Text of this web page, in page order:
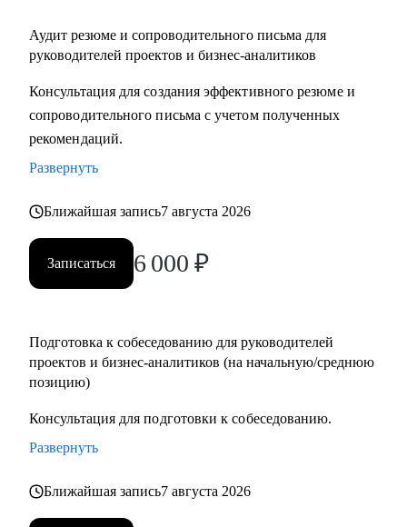
• Консультации при смене профиля деятельности.
• Помощь в выборе обучающих материалов.
Кому могу помочь:
• Руководителям проектов.
• Студентам и выпускникам для поиска стажировки в ИТ.
• Специалистам из других сфер, которые хотят
попробовать себя в новой специальности.
• Новичкам, кто хочет начать работу в ИТ и не знает, с чего
Аудит резюме и сопроводительного письма для
руководителей проектов и бизнес-аналитиков
Консультация для создания эффективного резюме и
сопроводительного письма с учетом полученных
рекомендаций.
Развернуть
Ближайшая запись7 августа 2026
Записаться 6 000 ₽
Подготовка к собеседованию для руководителей
проектов и бизнес-аналитиков (на начальную/среднюю
позицию)
Консультация для подготовки к собеседованию.
Развернуть
Ближайшая запись7 августа 2026